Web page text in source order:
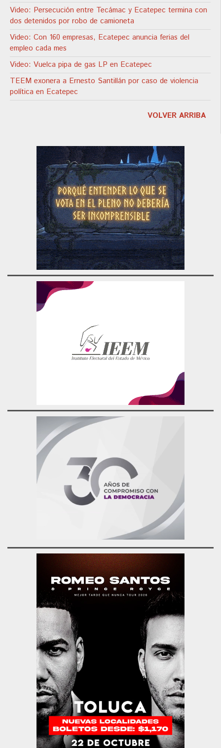
Video: Persecución entre Tecámac y Ecatepec termina con
dos detenidos por robo de camioneta
Video: Con 160 empresas, Ecatepec anuncia ferias del
empleo cada mes
Video: Vuelca pipa de gas LP en Ecatepec
TEEM exonera a Ernesto Santillán por caso de violencia
política en Ecatepec
VOLVER ARRIBA